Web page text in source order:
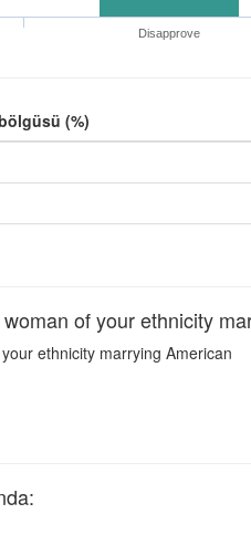
Disapprove
(%)
of your ethnicity
ethnicity marrying American